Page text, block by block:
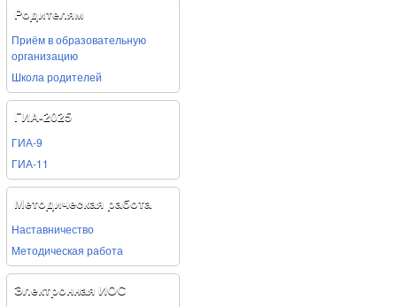
Родителям
Приём в образовательную
организацию
Школа родителей
ГИА-2025
ГИА-9
ГИА-11
Методическая работа
Наставничество
Методическая работа
Электронная ИОС